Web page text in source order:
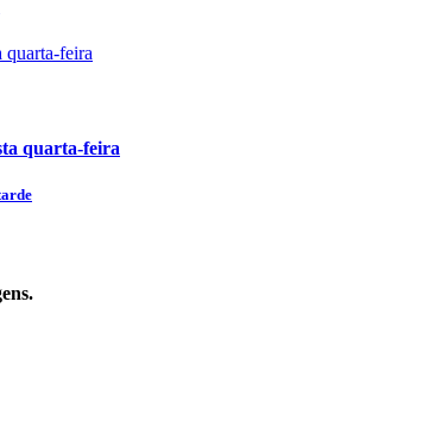
quarta-feira